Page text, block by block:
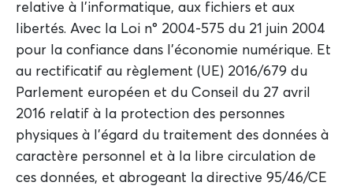
relative à l’informatique, aux fichiers et aux
libertés. Avec la Loi n° 2004-575 du 21 juin 2004
pour la confiance dans l’économie numérique. Et
au rectificatif au règlement (UE) 2016/679 du
Parlement européen et du Conseil du 27 avril
2016 relatif à la protection des personnes
physiques à l’égard du traitement des données à
caractère personnel et à la libre circulation de
ces données, et abrogeant la directive 95/46/CE